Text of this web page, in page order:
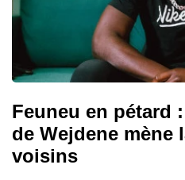
Feuneu en pétard
de Wejdene mène
voisins